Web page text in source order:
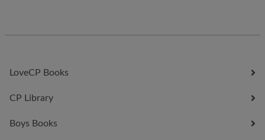
LoveCP Books
CP Library
Boys Books